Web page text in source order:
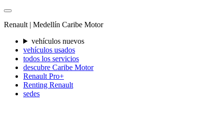
Renault | Medellín Caribe Motor
vehículos nuevos
vehículos usados
todos los servicios
descubre Caribe Motor
Renault Pro+
Renting Renault
sedes